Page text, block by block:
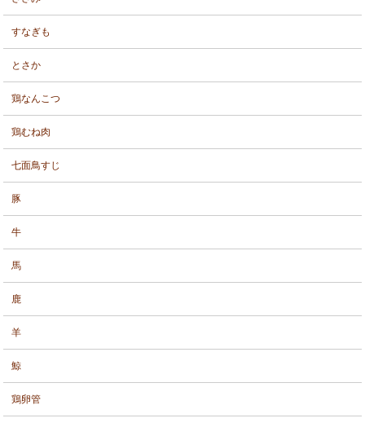
すなぎも
とさか
鶏なんこつ
鶏むね肉
七面鳥すじ
豚
牛
馬
鹿
羊
鯨
鶏卵管